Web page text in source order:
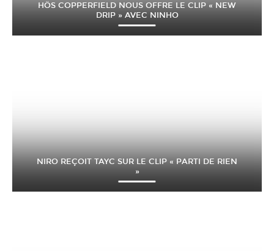
HÖS COPPERFIELD NOUS OFFRE LE CLIP « NEW
DRIP » AVEC NINHO
NIRO REÇOIT TAYC SUR LE CLIP « PARTI DE RIEN
»